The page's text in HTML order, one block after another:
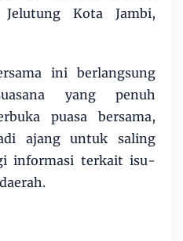
Jelutung Kota Jambi,
ini berlangsung
yang penuh
puasa bersama,
ajang untuk saling
informasi terkait isu-